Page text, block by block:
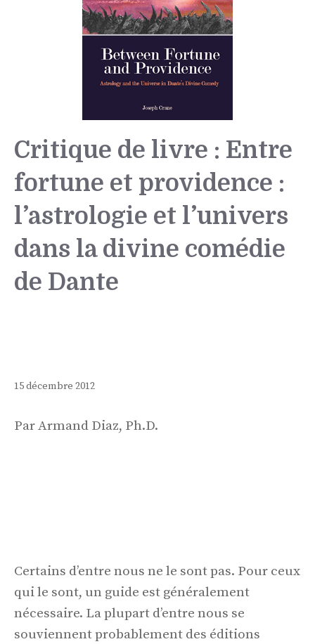
Critique de livre : Entre
fortune et providence :
l’astrologie et l’univers
dans la divine comédie
de Dante
15 décembre 2012
Par Armand Diaz, Ph.D.
Certains d’entre nous ne le sont pas. Pour ceux
qui le sont, un guide est généralement
nécessaire. La plupart d’entre nous se
souviennent probablement des éditions